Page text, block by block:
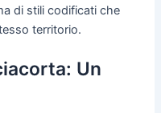
di stili codificati che
territorio.
Un